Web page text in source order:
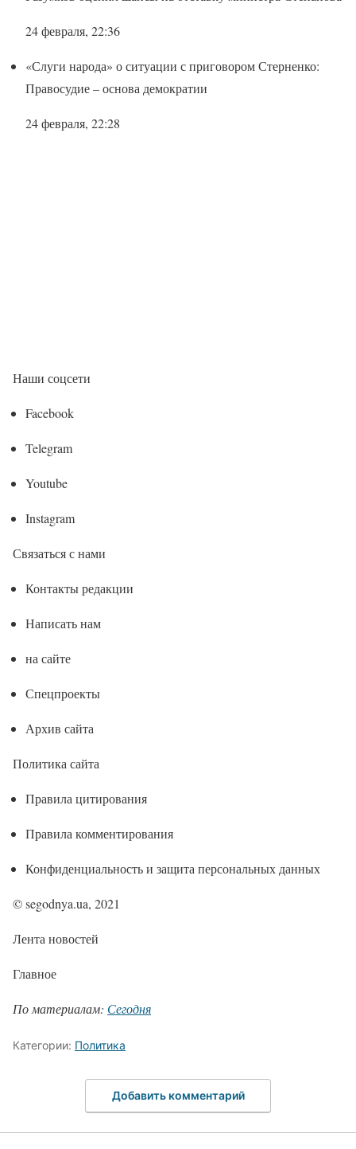
24 февраля, 22:36
«Слуги народа» о ситуации с приговором Стерненко:
Правосудие – основа демократии
24 февраля, 22:28
Наши соцсети
Facebook
Telegram
Youtube
Instagram
Связаться с нами
Контакты редакции
Написать нам
на сайте
Спецпроекты
Архив сайта
Политика сайта
Правила цитирования
Правила комментирования
Конфиденциальность и защита персональных данных
© segodnya.ua, 2021
Лента новостей
Главное
По материалам: Сегодня
Категории: Политика
Добавить комментарий